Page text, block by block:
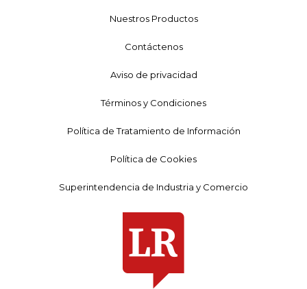
Nuestros Productos
Contáctenos
Aviso de privacidad
Términos y Condiciones
Política de Tratamiento de Información
Política de Cookies
Superintendencia de Industria y Comercio